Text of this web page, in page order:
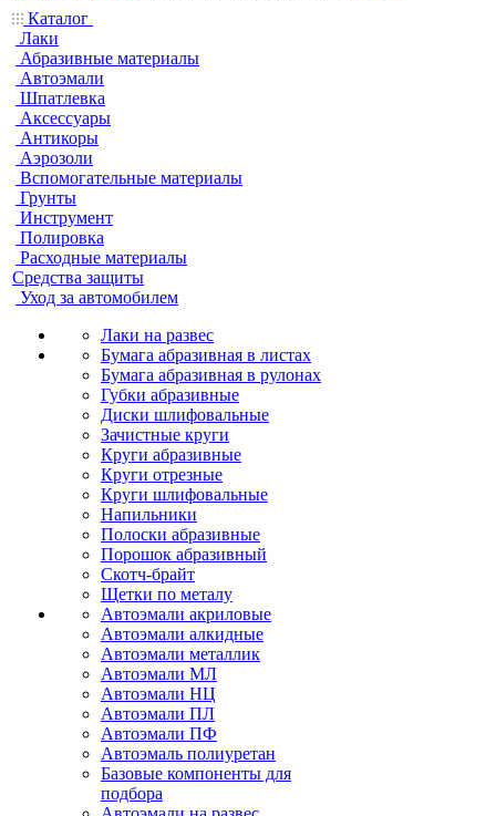
Каталог
Лаки
Абразивные материалы
Автоэмали
Шпатлевка
Аксессуары
Антикоры
Аэрозоли
Вспомогательные материалы
Грунты
Инструмент
Полировка
Расходные материалы
Средства защиты
Уход за автомобилем
Лаки на развес
Бумага абразивная в листах
Бумага абразивная в рулонах
Губки абразивные
Диски шлифовальные
Зачистные круги
Круги абразивные
Круги отрезные
Круги шлифовальные
Напильники
Полоски абразивные
Порошок абразивный
Скотч-брайт
Щетки по металу
Автоэмали акриловые
Автоэмали алкидные
Автоэмали металлик
Автоэмали МЛ
Автоэмали НЦ
Автоэмали ПЛ
Автоэмали ПФ
Автоэмаль полиуретан
Базовые компоненты для
подбора